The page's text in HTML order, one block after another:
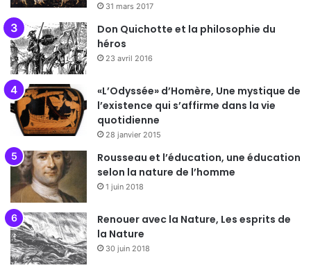
31 mars 2017
Don Quichotte et la philosophie du
héros
23 avril 2016
«L’Odyssée» d’Homère, Une mystique de
l’existence qui s’affirme dans la vie
quotidienne
28 janvier 2015
Rousseau et l’éducation, une éducation
selon la nature de l’homme
1 juin 2018
Renouer avec la Nature, Les esprits de
la Nature
30 juin 2018